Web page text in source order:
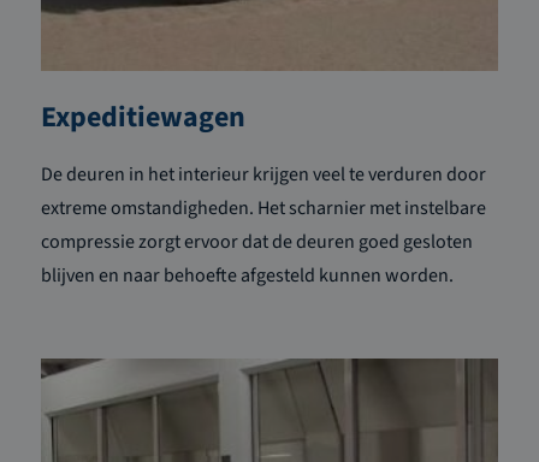
Expeditiewagen
De deuren in het interieur krijgen veel te verduren door
extreme omstandigheden. Het scharnier met instelbare
compressie zorgt ervoor dat de deuren goed gesloten
blijven en naar behoefte afgesteld kunnen worden.